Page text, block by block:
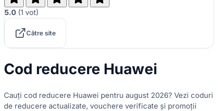
5.0 (1 vot)
Către site
Cod reducere Huawei
Cauți cod reducere Huawei pentru august 2026? Vezi coduri
de reducere actualizate, vouchere verificate și promoții